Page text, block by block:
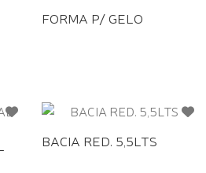
FORMA P/ GELO
BACIA RED. 5,5LTS